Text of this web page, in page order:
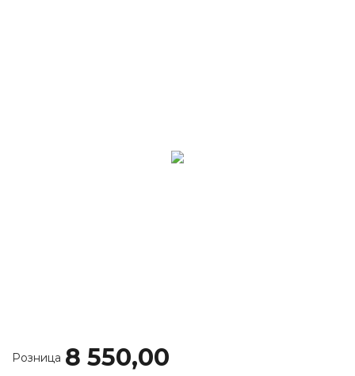
Розница 8 550,00